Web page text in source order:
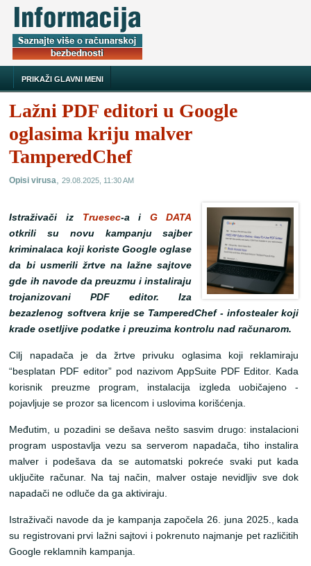
PRIKAŽI GLAVNI MENI
Lažni PDF editori u Google
oglasima kriju malver
TamperedChef
Opisi virusa,29.08.2025, 11:30 AM
Istraživači iz Truesec-a i
G DATA
otkrili su novu kampanju sajber
kriminalaca koji koriste Google oglase
da bi usmerili žrtve na lažne sajtove
gde ih navode da preuzmu i instaliraju
trojanizovani PDF editor. Iza
bezazlenog softvera krije se TamperedChef - infostealer koji
krade osetljive podatke i preuzima kontrolu nad računarom.
Cilj napadača je da žrtve privuku oglasima koji reklamiraju
“besplatan PDF editor” pod nazivom AppSuite PDF Editor. Kada
korisnik preuzme program, instalacija izgleda uobičajeno -
pojavljuje se prozor sa licencom i uslovima korišćenja.
Međutim, u pozadini se dešava nešto sasvim drugo: instalacioni
program uspostavlja vezu sa serverom napadača, tiho instalira
malver i podešava da se automatski pokreće svaki put kada
uključite računar. Na taj način, malver ostaje nevidljiv sve dok
napadači ne odluče da ga aktiviraju.
Istraživači navode da je kampanja započela 26. juna 2025., kada
su registrovani prvi lažni sajtovi i pokrenuto najmanje pet različitih
Google reklamnih kampanja.